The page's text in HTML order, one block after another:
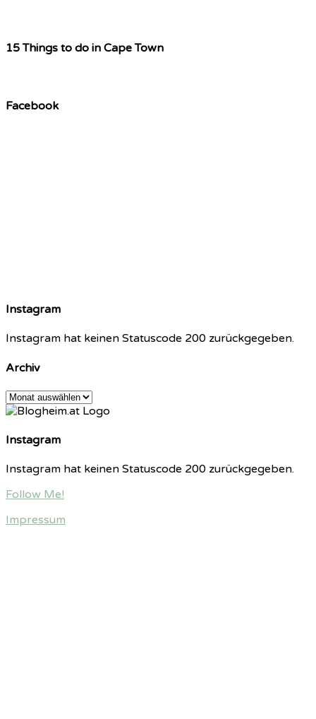
15 Things to do in Cape Town
Facebook
Instagram
Instagram hat keinen Statuscode 200 zurückgegeben.
Archiv
Archiv
Instagram
Instagram hat keinen Statuscode 200 zurückgegeben.
Follow Me!
Impressum